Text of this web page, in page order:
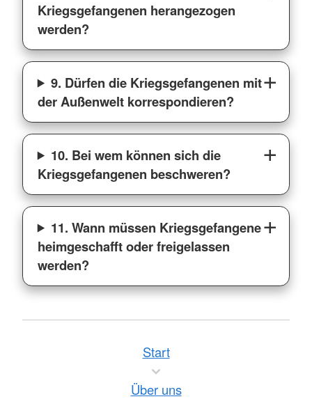
Kriegsgefangenen herangezogen
werden?
9. Dürfen die Kriegsgefangenen mit
der Außenwelt korrespondieren?
10. Bei wem können sich die
Kriegsgefangenen beschweren?
11. Wann müssen Kriegsgefangene
heimgeschafft oder freigelassen
werden?
Start
Über uns